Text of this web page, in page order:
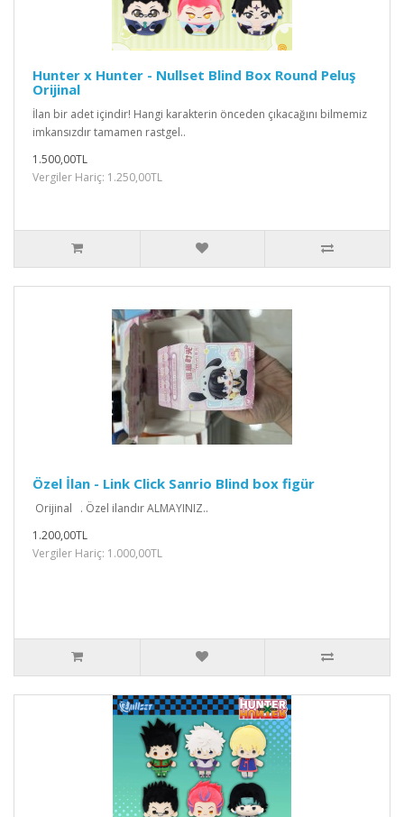
Hunter x Hunter - Nullset Blind Box Round Peluş
Orijinal
İlan bir adet içindir! Hangi karakterin önceden çıkacağını bilmemiz
imkansızdır tamamen rastgel..
1.500,00TL
Vergiler Hariç: 1.250,00TL
Özel İlan - Link Click Sanrio Blind box figür
Orijinal . Özel ilandır ALMAYINIZ..
1.200,00TL
Vergiler Hariç: 1.000,00TL